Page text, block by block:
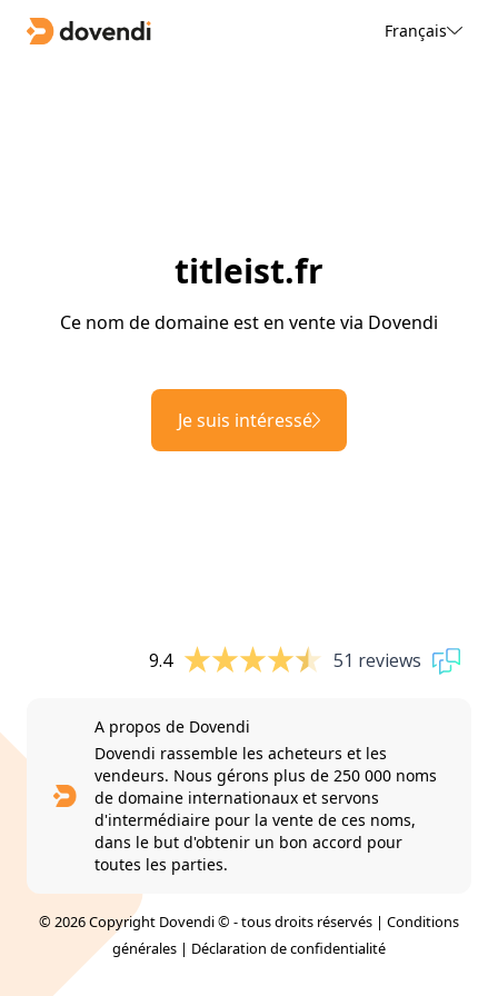
Français
titleist.fr
Ce nom de domaine est en vente via Dovendi
Je suis intéressé
9.4 51 reviews
A propos de Dovendi
Dovendi rassemble les acheteurs et les
vendeurs. Nous gérons plus de 250 000 noms
de domaine internationaux et servons
d'intermédiaire pour la vente de ces noms,
dans le but d'obtenir un bon accord pour
toutes les parties.
© 2026 Copyright Dovendi © - tous droits réservés | Conditions
générales | Déclaration de confidentialité